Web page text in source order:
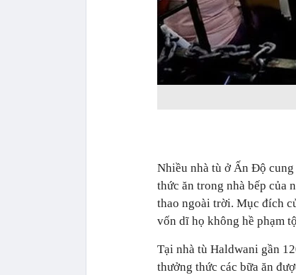
Nhiều nhà tù ở Ấn Độ
thức ăn trong nhà bếp của
thao ngoài trời. Mục đích
vốn dĩ họ không hề phạm
Tại nhà tù Haldwani gần
thưởng thức các bữa ăn